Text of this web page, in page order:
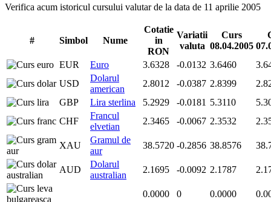
Verifica acum istoricul cursului valutar de la data de 11 aprilie 2005
# Simbol Nume
Cotatie
in
RON
Variatii
valuta
Curs
08.04.2005
EUR
Euro 3.6328 -0.0132 3.6460
USD
Dolarul
american
2.8012 -0.0387 2.8399
GBP
Lira sterlina 5.2929 -0.0181 5.3110
CHF
Francul
elvetian
2.3465 -0.0067 2.3532
XAU
Gramul de
aur
38.5720 -0.2856 38.8576
AUD
Dolarul
australian
2.1695 -0.0092 2.1787
0.0000 0 0.0000